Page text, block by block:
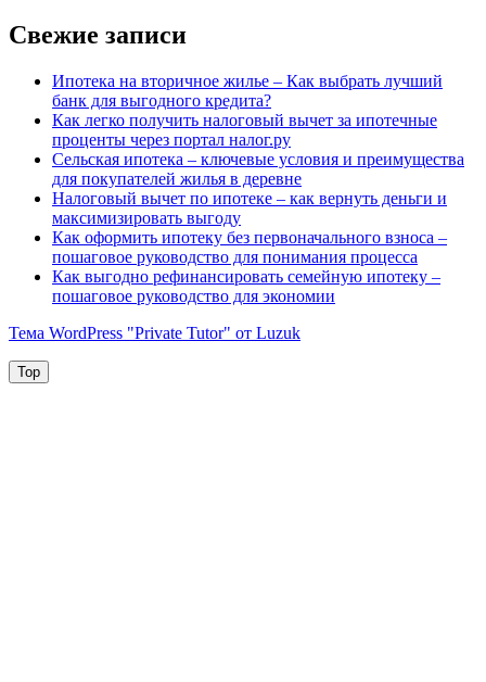
Свежие записи
Ипотека на вторичное жилье – Как выбрать лучший
банк для выгодного кредита?
Как легко получить налоговый вычет за ипотечные
проценты через портал налог.ру
Сельская ипотека – ключевые условия и преимущества
для покупателей жилья в деревне
Налоговый вычет по ипотеке – как вернуть деньги и
максимизировать выгоду
Как оформить ипотеку без первоначального взноса –
пошаговое руководство для понимания процесса
Как выгодно рефинансировать семейную ипотеку –
пошаговое руководство для экономии
Тема WordPress "Private Tutor" от Luzuk
Top